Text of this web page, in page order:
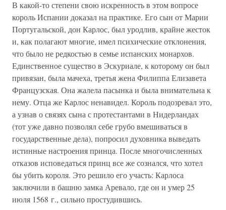
В какой-то степени свою искренность в этом вопросе
король Испании доказал на практике. Его сын от Марии
Португальской, дон Карлос, был уродлив, крайне жесток
и, как полагают многие, имел психические отклонения,
что было не редкостью в семье испанских монархов.
Единственное существо в Эскуриале, к которому он был
привязан, была мачеха, третья жена Филиппа Елизавета
Французская. Она жалела пасынка и была внимательна к
нему. Отца же Карлос ненавидел. Король подозревал это,
а узнав о связях сына с протестантами в Нидерландах
(тот уже давно позволял себе грубо вмешиваться в
государственные дела), попросил духовника выведать
истинные настроения принца. После многочисленных
отказов исповедаться принц все же сознался, что хотел
бы убить короля. Это решило его участь: Карлоса
заключили в башню замка Аревало, где он и умер 25
июля 1568 г., сильно простудившись.